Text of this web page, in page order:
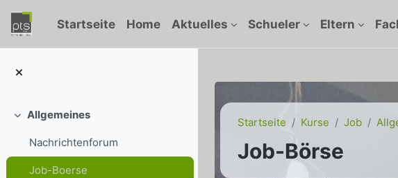
Startseite Home Aktuelles Schueler Eltern
Einklappen
Allgemeines
Nachrichtenforum
Job-Boerse
Startseite Kurse Job
Job-Börse